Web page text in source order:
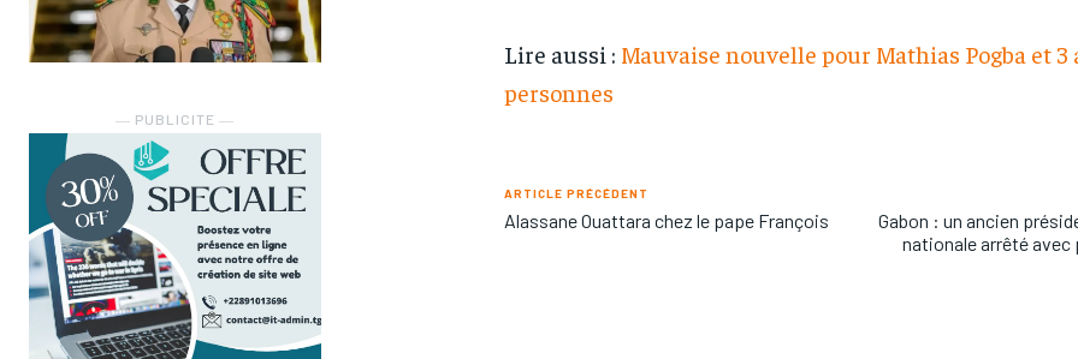
get access to this tier instantly. Pay now and you get access to exclusive
news and articles for a whole year.
opt
get access to this tier instantly. Pay now and you get access to exclusive
news and articles for a whole year.
opt
― PUBLICITE ―
Lire aussi : Mauvaise nouvelle pour Mathias Pogba et 3
personnes
ARTICLE PRÉCÉDENT
Alassane Ouattara chez le pape François
Gabon : un ancien
nationale arrêté avec